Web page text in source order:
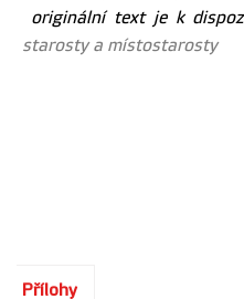
originální text je k
starosty a místostarosty
Přílohy